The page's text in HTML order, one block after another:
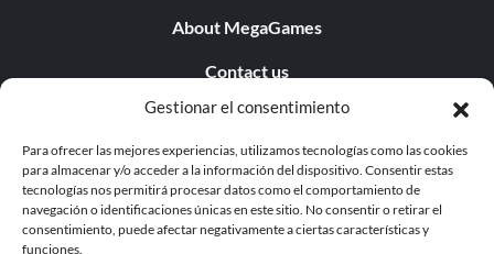
Gestionar el consentimiento
Para ofrecer las mejores experiencias, utilizamos tecnologías como las cookies
para almacenar y/o acceder a la información del dispositivo. Consentir estas
tecnologías nos permitirá procesar datos como el comportamiento de
navegación o identificaciones únicas en este sitio. No consentir o retirar el
consentimiento, puede afectar negativamente a ciertas características y
funciones.
About MegaGames
Contact us
Disclaimer
POPULAR LINKS
Popular Games